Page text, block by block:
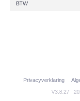
BTW
V3.8.27
Privacyverklaring